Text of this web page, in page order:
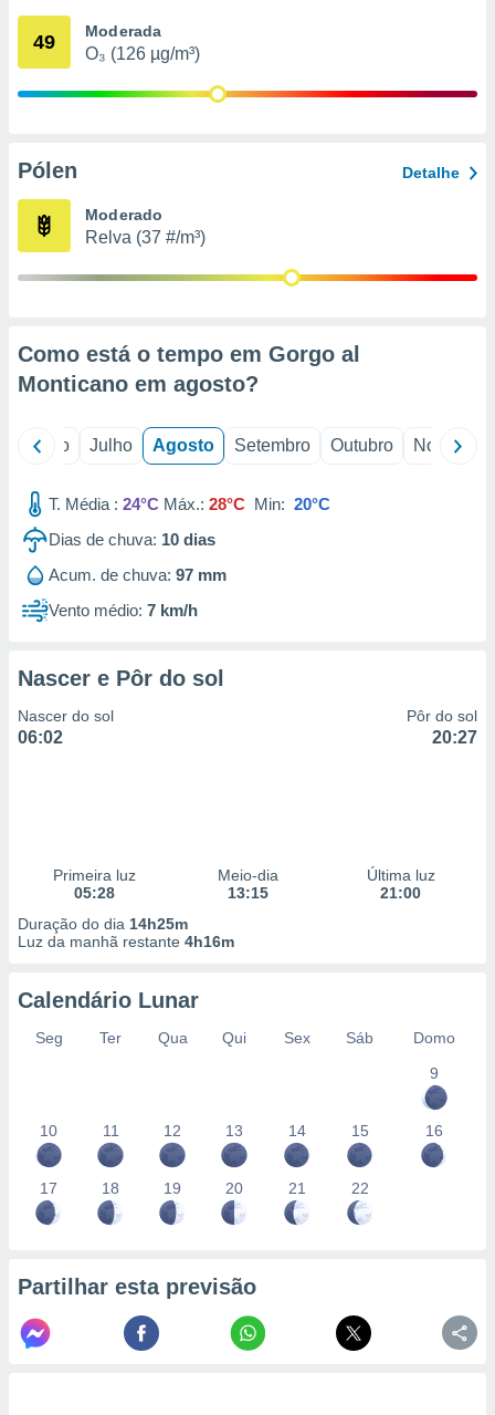
através
estudos
1199
49 Moderada
O₃ (126 µg/m³)
Pólen Detalhe
Moderado
Relva (37 #/m³)
Como está o tempo em Gorgo al
Monticano em agosto?
Junho Julho Agosto Setembro Outubro Novembro
T. Média : 24°C Máx.: 28°C Min: 20°C
Dias de chuva: 10 dias
Acum. de chuva: 97 mm
Vento médio: 7 km/h
Nascer e Pôr do sol
Nascer do sol
06:02
Pôr do sol
20:27
Primeira luz
05:28
Meio-dia
13:15
Última luz
21:00
Duração do dia 14h25m
Luz da manhã restante 4h16m
Calendário Lunar
Seg Ter Qua Qui Sex Sáb
Domo
9
10 11 12 13 14 15 16
17 18 19 20 21 22
Partilhar esta previsão